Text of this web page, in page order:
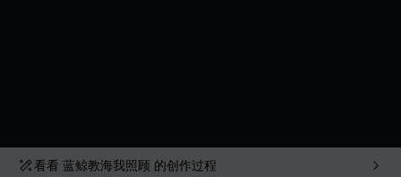
看看 蓝鲸教海我照顾 的创作过程